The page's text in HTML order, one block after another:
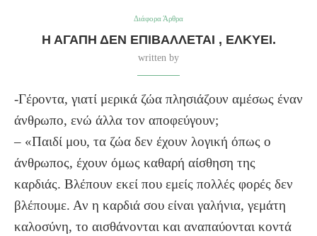
Διάφορα Άρθρα
Η ΑΓΆΠΗ ΔΕΝ ΕΠΙΒΆΛΛΕΤΑΙ , ΕΛΚΎΕΙ.
written by
-Γέροντα, γιατί μερικά ζώα πλησιάζουν αμέσως έναν
άνθρωπο, ενώ άλλα τον αποφεύγουν;
– «Παιδί μου, τα ζώα δεν έχουν λογική όπως ο
άνθρωπος, έχουν όμως καθαρή αίσθηση της
καρδιάς. Βλέπουν εκεί που εμείς πολλές φορές δεν
βλέπουμε. Αν η καρδιά σου είναι γαλήνια, γεμάτη
καλοσύνη, το αισθάνονται και αναπαύονται κοντά